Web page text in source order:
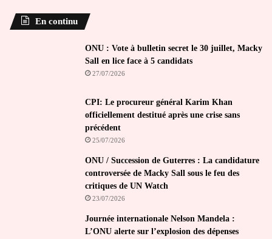
En continu
ONU : Vote à bulletin secret le 30 juillet, Macky
Sall en lice face à 5 candidats
27/07/2026
CPI: Le procureur général Karim Khan
officiellement destitué après une crise sans
précédent
25/07/2026
ONU / Succession de Guterres : La candidature
controversée de Macky Sall sous le feu des
critiques de UN Watch
23/07/2026
Journée internationale Nelson Mandela :
L’ONU alerte sur l’explosion des dépenses